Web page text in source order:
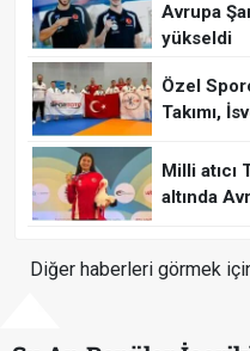
Avrupa
yükseldi
Özel
Takımı,
Milli atıcı
altında
Diğer haberleri görmek için